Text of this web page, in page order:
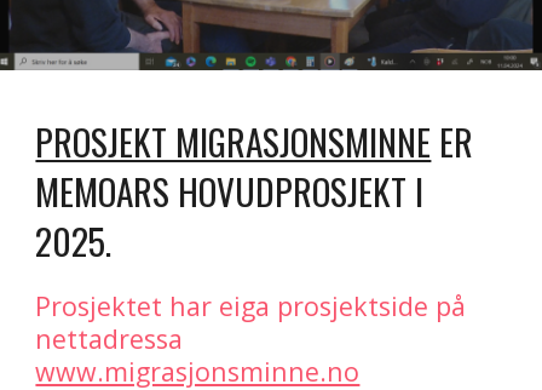
PROSJEKT MIGRASJONSMINNE ER
MEMOARS HOVUDPROSJEKT I
2025.
Prosjektet har eiga prosjektside på
nettadressa
www.migrasjonsminne.no